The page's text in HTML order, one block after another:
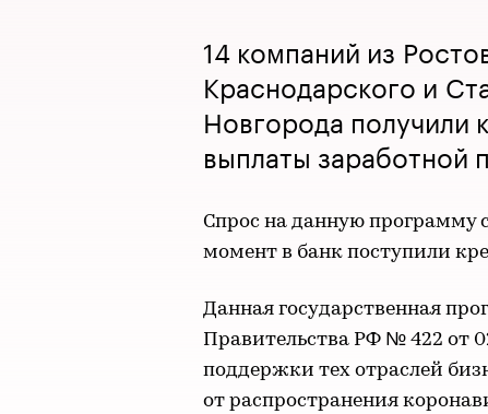
14 компаний из
Краснодарского и
Новгорода получили
выплаты заработной
Спрос на данную программу
момент в банк поступили
Данная государственная
Правительства РФ № 422 от
поддержки тех отраслей
от распространения